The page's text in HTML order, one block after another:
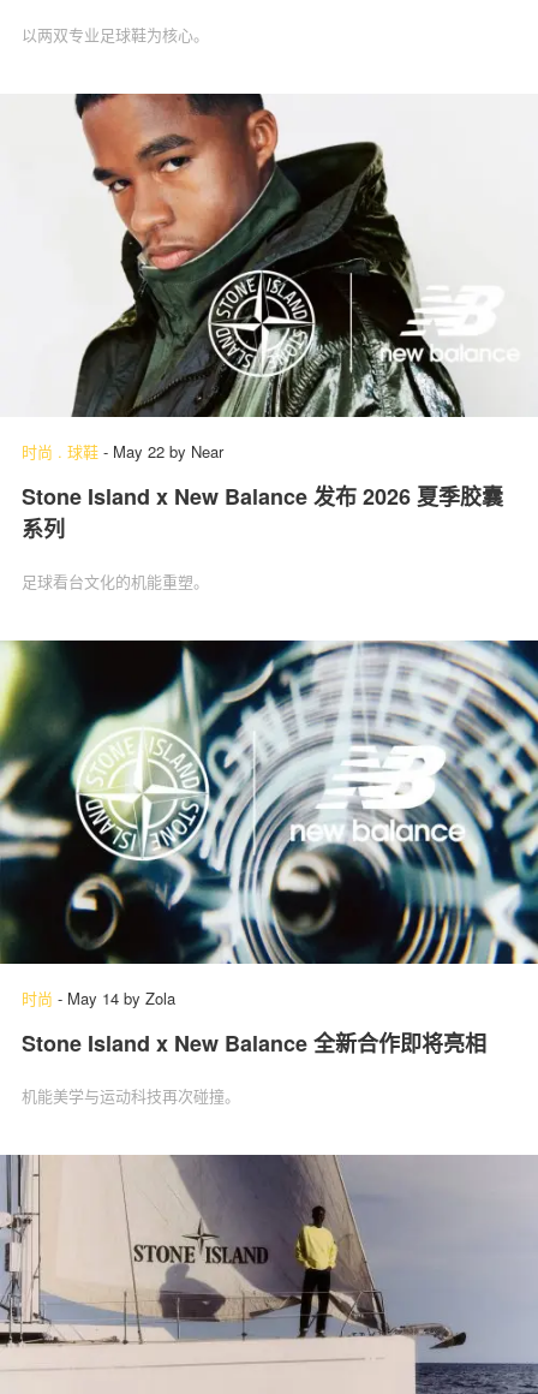
以两双专业足球鞋为核心。
时尚 . 球鞋 - May 22 by Near
Stone Island x New Balance 发布 2026 夏季胶囊
系列
足球看台文化的机能重塑。
时尚 - May 14 by Zola
Stone Island x New Balance 全新合作即将亮相
机能美学与运动科技再次碰撞。